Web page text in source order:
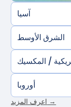
آسيا
الشرق الأوسط
/ المكسيك
أوروبا
اعرف المزيد →